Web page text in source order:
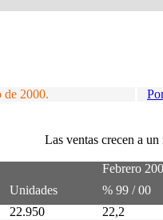
de 2000.
Las ventas crecen a
Febrero
Unidades
% 99 / 00
22.950
22,2